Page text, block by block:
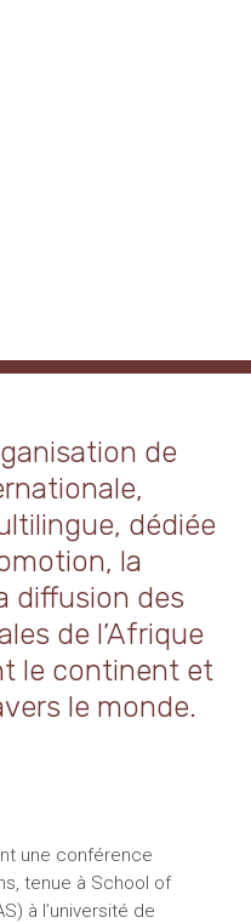
de
dédiée
la
diffusion des
de l’Afrique
le continent et
le monde.
une conférence
tenue à School of
à l’université de